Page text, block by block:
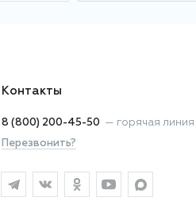
Контакты
8 (800) 200-45-50 — горячая линия
Перезвонить?